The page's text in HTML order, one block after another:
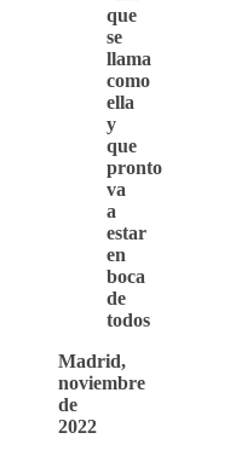
que
se
llama
como
ella
y
que
pronto
va
a
estar
en
boca
de
todos
Madrid,
noviembre
de
2022